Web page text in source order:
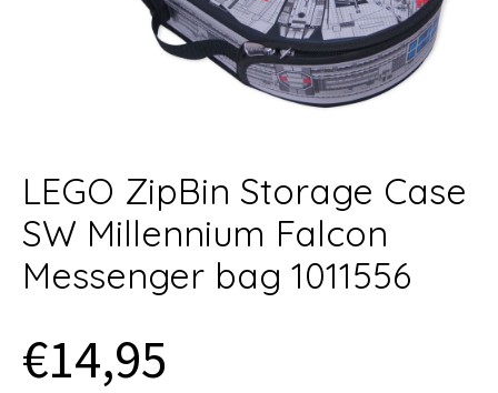
LEGO ZipBin Storage Case
SW Millennium Falcon
Messenger bag 1011556
€14,95